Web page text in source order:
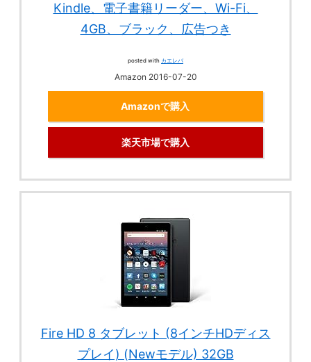
Kindle、電子書籍リーダー、Wi-Fi、
4GB、ブラック、広告つき
posted with カエレバ
Amazon 2016-07-20
Amazonで購入
楽天市場で購入
Fire HD 8 タブレット (8インチHDディス
プレイ) (Newモデル) 32GB